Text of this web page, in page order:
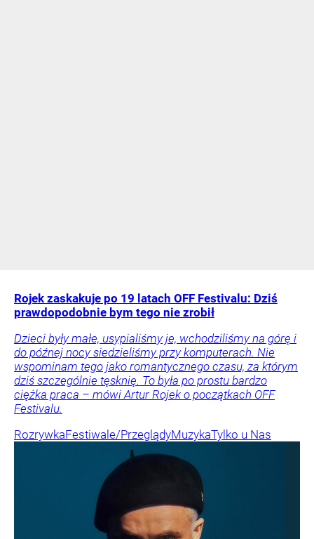
Rojek zaskakuje po 19 latach OFF Festivalu: Dziś
prawdopodobnie bym tego nie zrobił
Dzieci były małe, usypialiśmy je, wchodziliśmy na górę i
do późnej nocy siedzieliśmy przy komputerach. Nie
wspominam tego jako romantycznego czasu, za którym
dziś szczególnie tęsknię. To była po prostu bardzo
ciężka praca – mówi Artur Rojek o początkach OFF
Festivalu.
RozrywkaFestiwale/PrzeglądyMuzykaTylko u Nas